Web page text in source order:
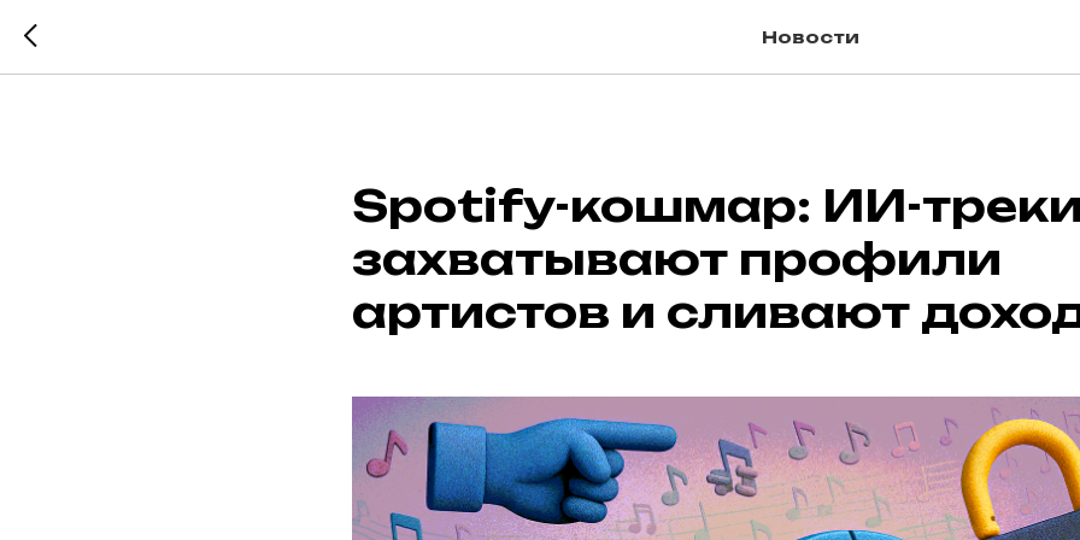
Новости
Spotify-кошмар: ИИ-
захватывают профили
артистов и сливают